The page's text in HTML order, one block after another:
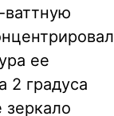
ее
2 градуса